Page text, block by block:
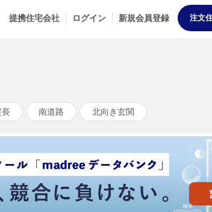
提携住宅会社 ログイン 新規会員登録 注文
長 南道路 北向き玄関